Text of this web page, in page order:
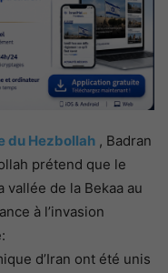
du Hezbollah , Badran
prétend que le
vallée de la Bekaa au
à l’invasion
d’Iran ont été unis